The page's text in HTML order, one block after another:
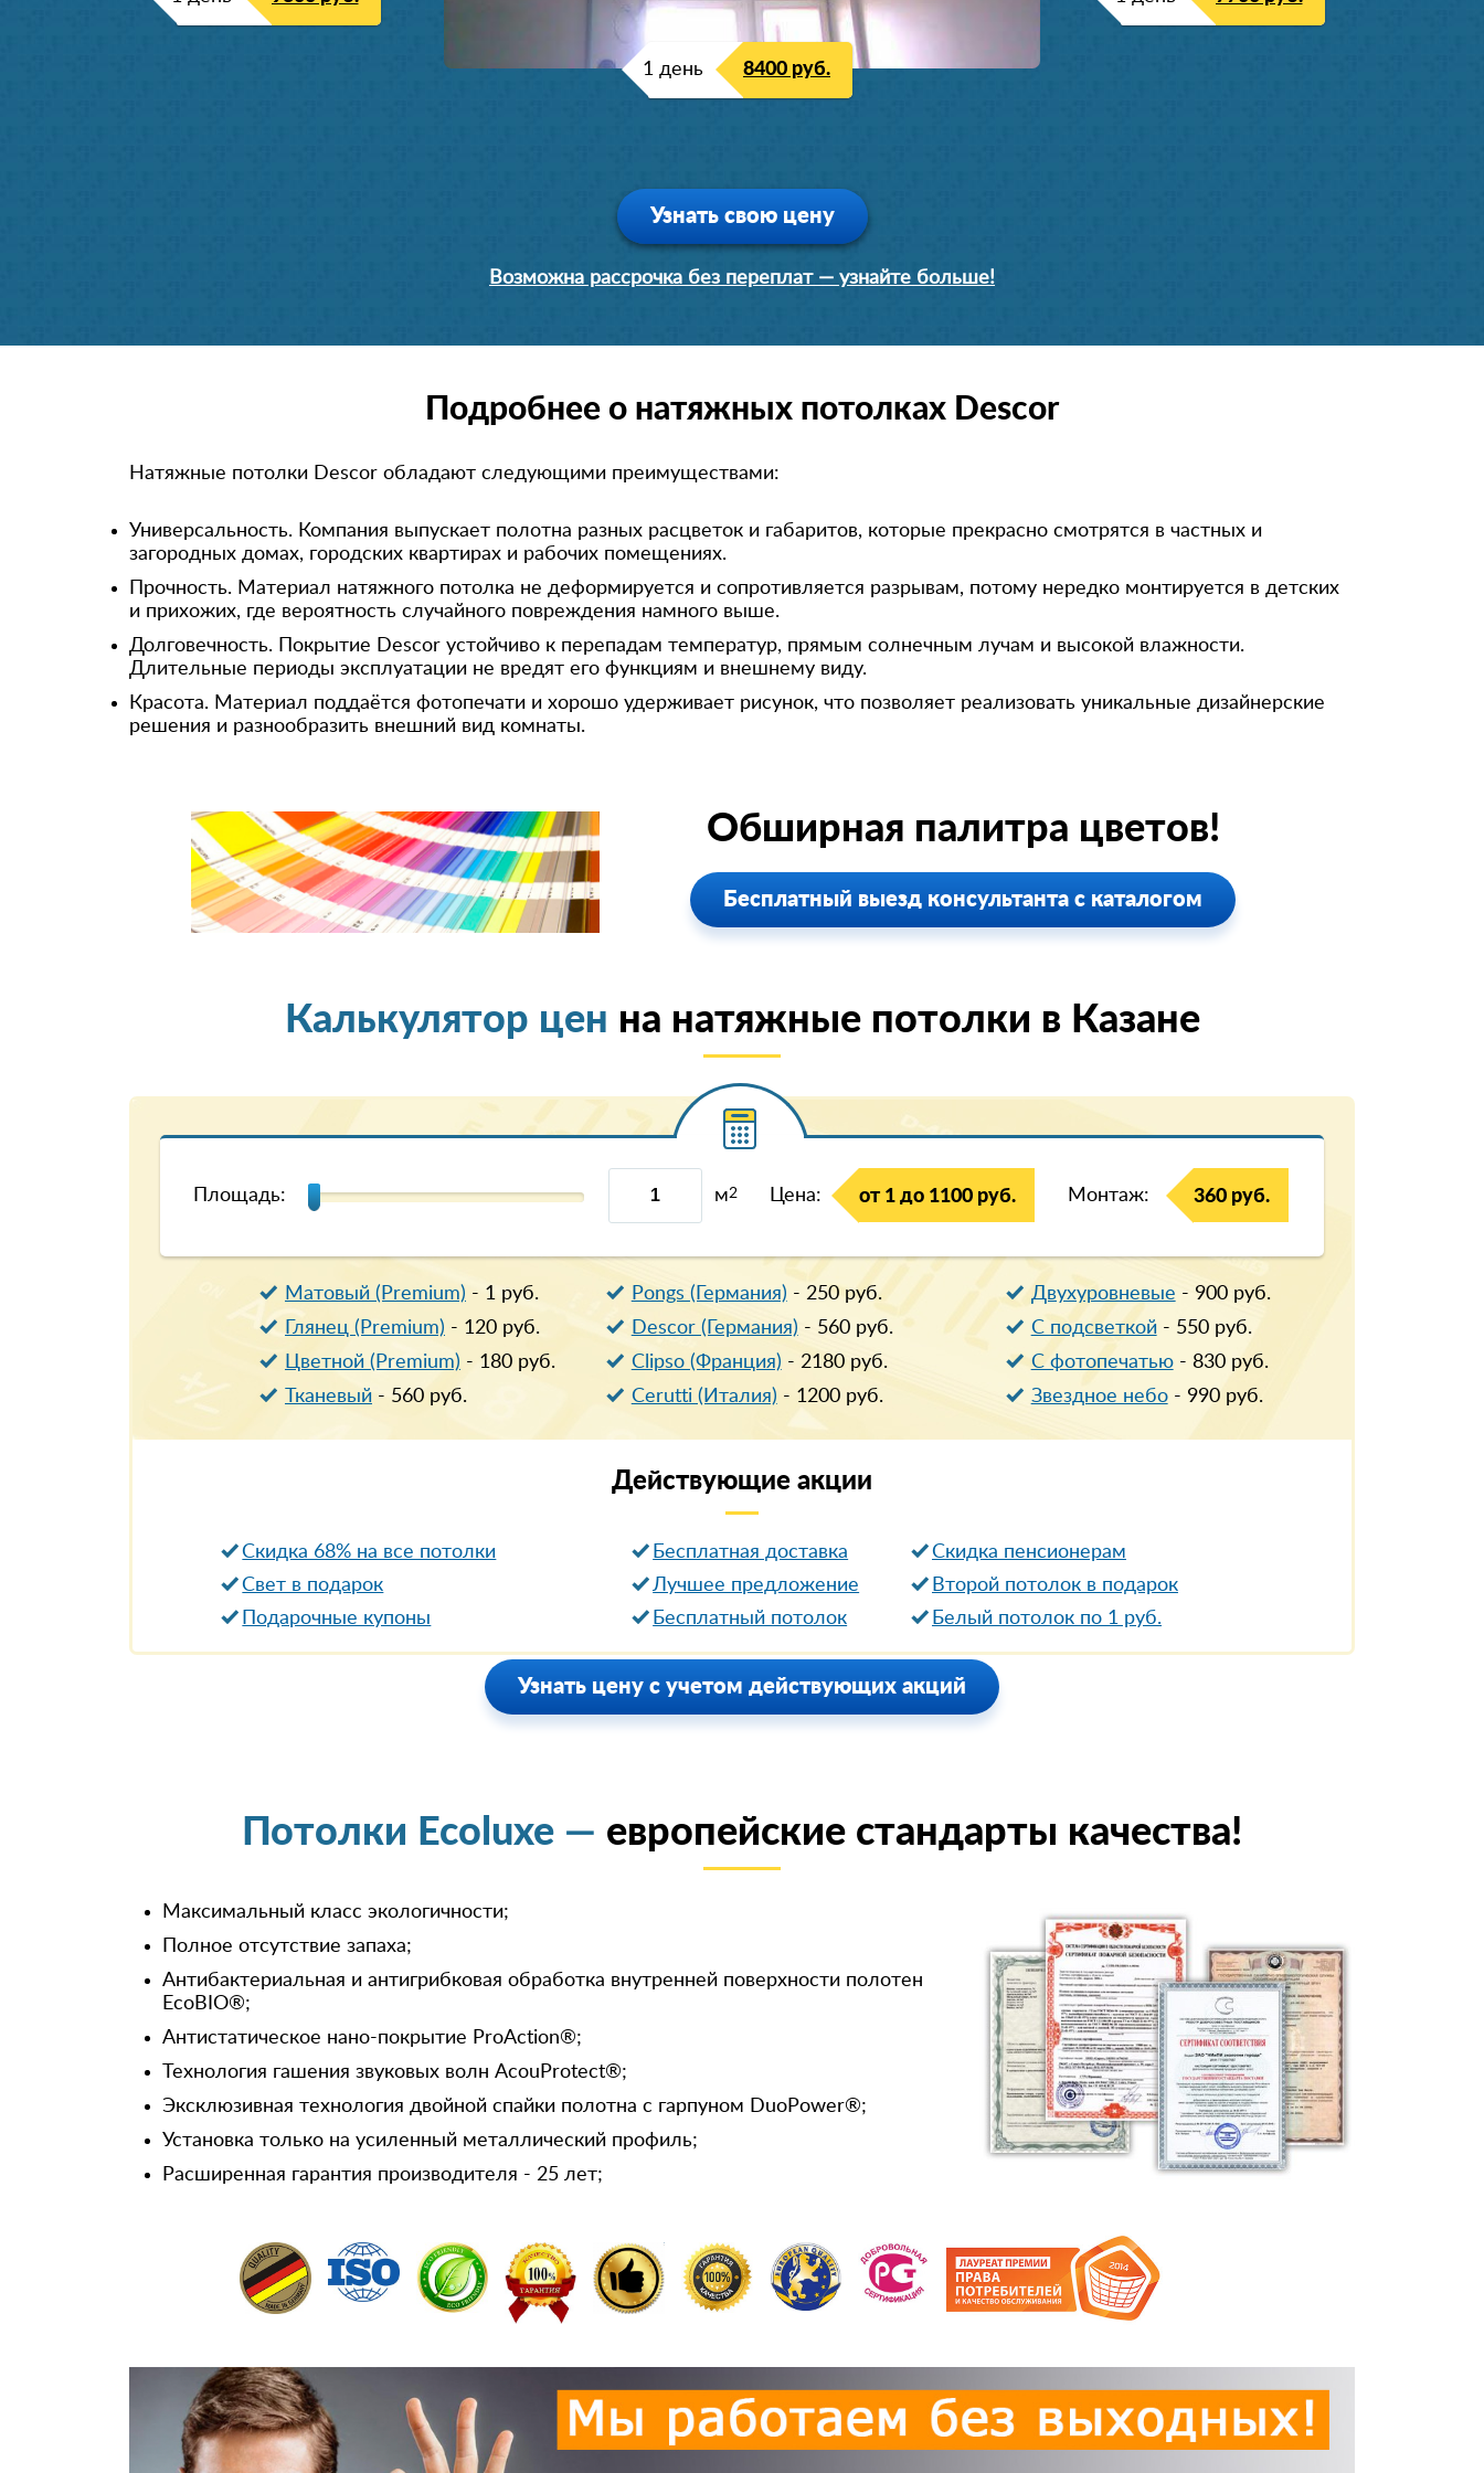
1 день 8400 руб.
Узнать свою цену
Возможна рассрочка без переплат — узнайте больше!
Подробнее о натяжных потолках Descor
Натяжные потолки Descor обладают следующими преимуществами:
Универсальность. Компания выпускает полотна разных расцветок и габаритов, которые прекрасно смотрятся в частных и
загородных домах, городских квартирах и рабочих помещениях.
Прочность. Материал натяжного потолка не деформируется и сопротивляется разрывам, потому нередко монтируется в детских
и прихожих, где вероятность случайного повреждения намного выше.
Долговечность. Покрытие Descor устойчиво к перепадам температур, прямым солнечным лучам и высокой влажности.
Длительные периоды эксплуатации не вредят его функциям и внешнему виду.
Красота. Материал поддаётся фотопечати и хорошо удерживает рисунок, что позволяет реализовать уникальные дизайнерские
решения и разнообразить внешний вид комнаты.
Обширная палитра цветов!
Бесплатный выезд консультанта с каталогом
Калькулятор цен на натяжные потолки в Казанe
Площадь: м2 Цена: от 1 до 1100 руб. Монтаж: 360 руб.
Матовый (Premium) - 1руб. Двухуровневые - 900руб.
Pongs (Германия) - 250руб.
Глянец (Premium) - 120руб. С подсветкой- 550руб.
Descor (Германия) - 560руб.
Цветной (Premium) - 180руб. С фотопечатью- 830руб.
Clipso (Франция) - 2180руб.
Тканевый- 560руб. Звездное небо- 990руб.
Cerutti (Италия) - 1200руб.
Действующие акции
Скидка 68% на все потолки Бесплатная доставка
Cкидка пенсионерам
Свет в подарок
Лучшее предложение
Второй потолок в подарок
Подарочные купоны
Бесплатный потолок Белый потолок по 1 руб.
Узнать цену с учетом действующих акций
Потолки Ecoluxe — европейские стандарты качества!
Максимальный класс экологичности;
Полное отсутствие запаха;
Антибактериальная и антигрибковая обработка внутренней поверхности полотен
EcoBIO®;
Антистатическое нано-покрытие ProAction®;
Технология гашения звуковых волн AcouProtect®;
Эксклюзивная технология двойной спайки полотна с гарпуном DuoPower®;
Установка только на усиленный металлический профиль;
Расширенная гарантия производителя - 25 лет;